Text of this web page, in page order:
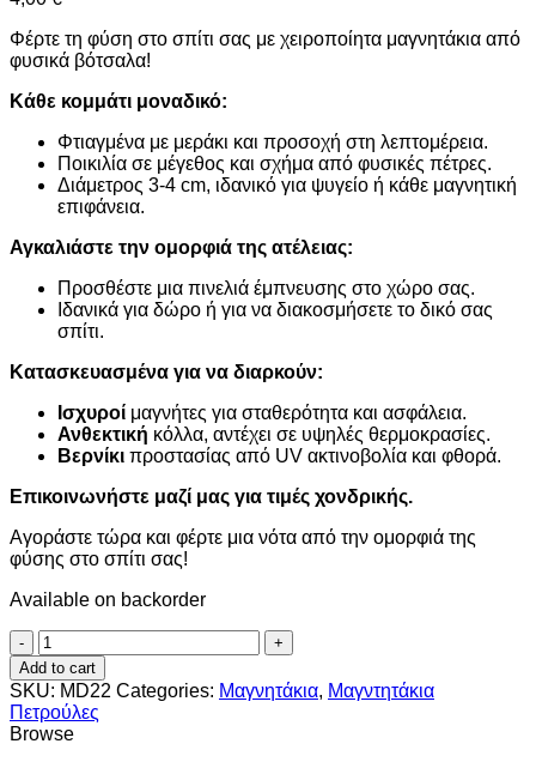
Φέρτε τη φύση στο σπίτι σας με χειροποίητα μαγνητάκια από
φυσικά βότσαλα!
Κάθε κομμάτι μοναδικό:
Φτιαγμένα με μεράκι και προσοχή στη λεπτομέρεια.
Ποικιλία σε μέγεθος και σχήμα από φυσικές πέτρες.
Διάμετρος 3-4 cm, ιδανικό για ψυγείο ή κάθε μαγνητική
επιφάνεια.
Αγκαλιάστε την ομορφιά της ατέλειας:
Προσθέστε μια πινελιά έμπνευσης στο χώρο σας.
Ιδανικά για δώρο ή για να διακοσμήσετε το δικό σας
σπίτι.
Κατασκευασμένα για να διαρκούν:
Ισχυροί μαγνήτες για σταθερότητα και ασφάλεια.
Ανθεκτική κόλλα, αντέχει σε υψηλές θερμοκρασίες.
Βερνίκι προστασίας από UV ακτινοβολία και φθορά.
Επικοινωνήστε μαζί μας για τιμές χονδρικής.
Αγοράστε τώρα και φέρτε μια νότα από την ομορφιά της
φύσης στο σπίτι σας!
Available on backorder
Σιλουέτα
γάτας
quantity
Add to cart
SKU: MD22 Categories: Μαγνητάκια, Μαγντητάκια
Πετρούλες
Browse